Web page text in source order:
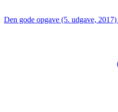
Den gode opgave (5. udgave, 2017)